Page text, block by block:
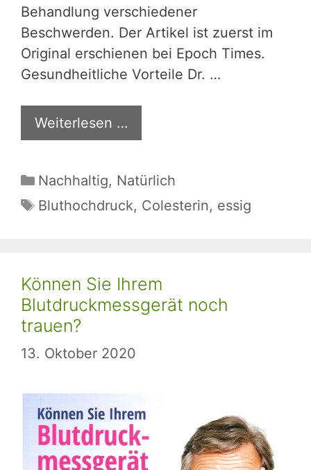
Behandlung verschiedener
Beschwerden. Der Artikel ist zuerst im
Original erschienen bei Epoch Times.
Gesundheitliche Vorteile Dr. …
Weiterlesen …
Kategorien
Nachhaltig, Natürlich
Schlagwörter
Bluthochdruck, Colesterin, essig
Können Sie Ihrem
Blutdruckmessgerät noch
trauen?
13. Oktober 2020